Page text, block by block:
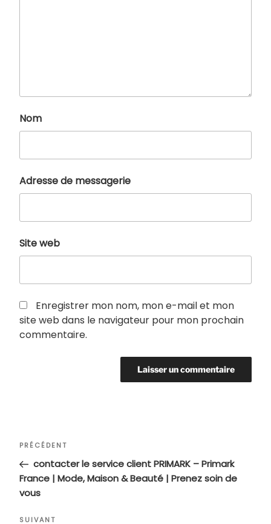
Nom
Adresse de messagerie
Site web
Enregistrer mon nom, mon e-mail et mon
site web dans le navigateur pour mon prochain
commentaire.
Navigation
l’article
Article
précédent
PRÉCÉDENT
contacter le service client PRIMARK – Primark
France | Mode, Maison & Beauté | Prenez soin de
vous
SUIVANT